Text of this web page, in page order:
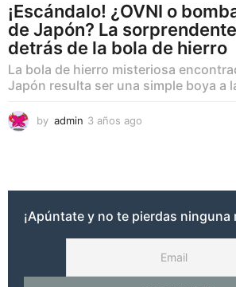
¡Escándalo! ¿OVNI o
de Japón? La
detrás de la bola de hierro
La bola de hierro misteriosa
Japón resulta ser una simple boya a
by admin 3 años ago
g
¡Apúntate y no te pierdas ninguna